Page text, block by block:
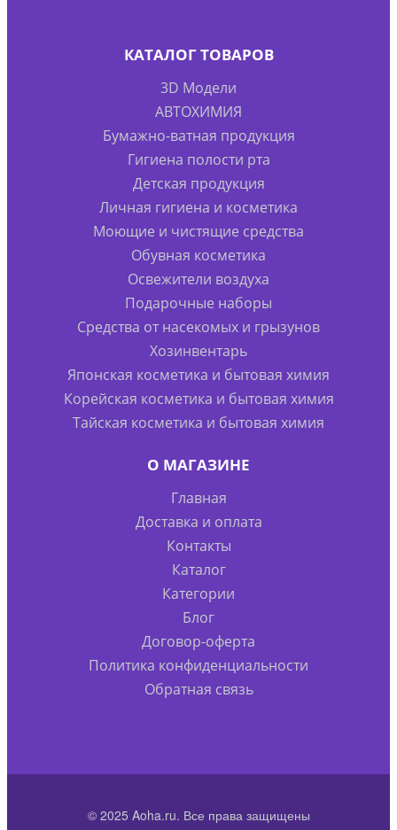
КАТАЛОГ ТОВАРОВ
3D Модели
АВТОХИМИЯ
Бумажно-ватная продукция
Гигиена полости рта
Детская продукция
Личная гигиена и косметика
Моющие и чистящие средства
Обувная косметика
Освежители воздуха
Подарочные наборы
Средства от насекомых и грызунов
Хозинвентарь
Японская косметика и бытовая химия
Корейская косметика и бытовая химия
Тайская косметика и бытовая химия
О МАГАЗИНЕ
Главная
Доставка и оплата
Контакты
Каталог
Категории
Блог
Договор-оферта
Политика конфиденциальности
Обратная связь
© 2025 Aoha.ru. Все права защищены